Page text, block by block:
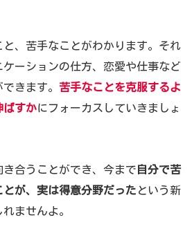
と、苦手なことがわかります。それ
ーションの仕方、恋愛や仕事など
きます。 苦手なことを克服するよ
ばすかにフォーカスしていきましょ
合うことができ、今まで 自分で苦
が、実は得意分野だった という新
ませんよ。